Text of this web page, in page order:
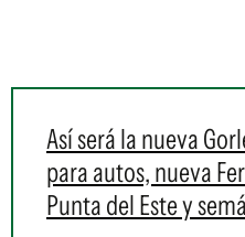
Así será la nueva
para autos, nueva
Punta del Este y